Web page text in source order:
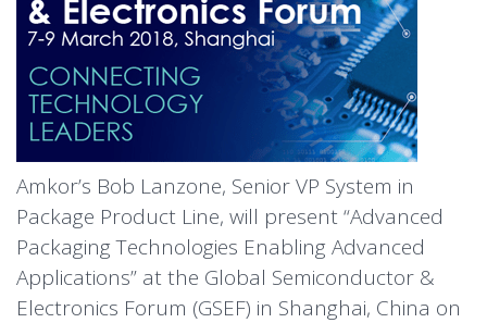
Amkor’s Bob Lanzone, Senior VP System in
Package Product Line, will present “Advanced
Packaging Technologies Enabling Advanced
Applications” at the Global Semiconductor &
Electronics Forum (GSEF) in Shanghai, China on